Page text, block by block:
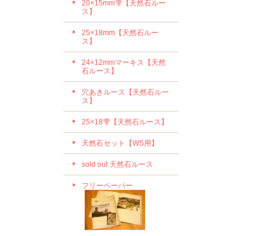
20×15mm雫【天然石ルー
ス】
25×18mm【天然石ルー
ス】
24×12mmマーキス【天然
石ルース】
穴あきルース【天然石ルー
ス】
25×18雫【天然石ルース】
天然石セット【WS用】
sold out 天然石ルース
フリーペーパー